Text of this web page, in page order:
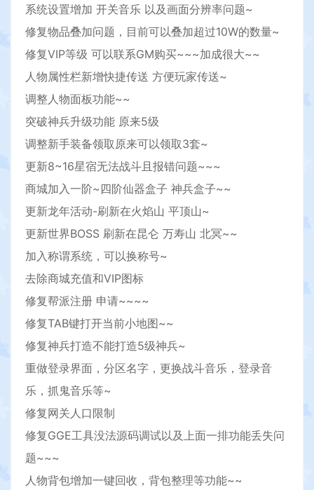
系统设置增加 开关音乐 以及画面分辨率问题~
修复物品叠加问题，目前可以叠加超过10W的数量~
修复VIP等级 可以联系GM购买~~~加成很大~~
人物属性栏新增快捷传送 方便玩家传送~
调整人物面板功能~~
突破神兵升级功能 原来5级
调整新手装备领取原来可以领取3套~
更新8~16星宿无法战斗且报错问题~~~
商城加入一阶~四阶仙器盒子 神兵盒子~~
更新龙年活动-刷新在火焰山 平顶山~
更新世界BOSS 刷新在昆仑 万寿山 北冥~~
加入称谓系统，可以换称号~
去除商城充值和VIP图标
修复帮派注册 申请~~~~
修复TAB键打开当前小地图~~
修复神兵打造不能打造5级神兵~
重做登录界面，分区名字，更换战斗音乐，登录音
乐，抓鬼音乐等~
修复网关人口限制
修复GGE工具没法源码调试以及上面一排功能丢失问
题~~~
人物背包增加一键回收，背包整理等功能~~